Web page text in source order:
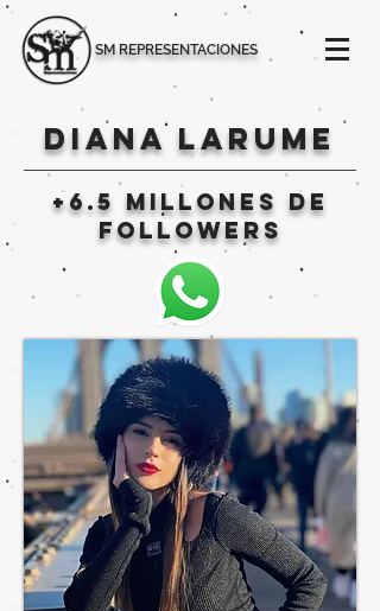
SM REPRESENTACIONES
diana larume
+6.5 millones de
followers